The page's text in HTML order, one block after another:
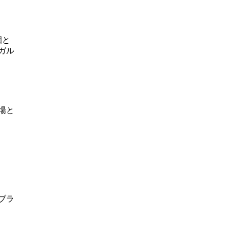
ル
と
ラ